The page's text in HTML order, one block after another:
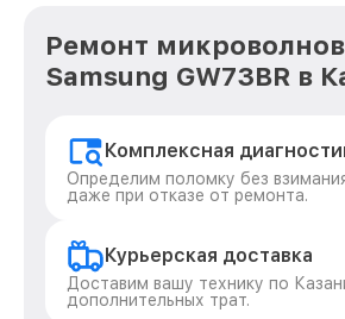
Ремонт
Samsung GW73BR в
Комплексная
Определим поломку без
даже при отказе от ремонта.
Курьерская доставка
Доставим вашу технику по
дополнительных трат.